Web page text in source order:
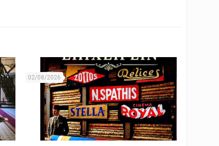
02/08/2026